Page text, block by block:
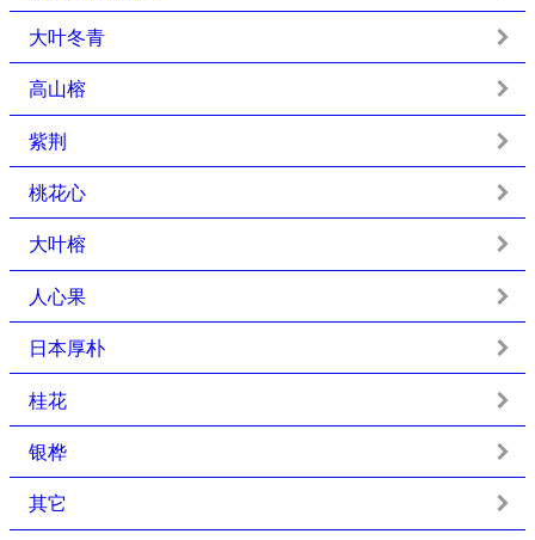
大叶冬青
高山榕
紫荆
桃花心
大叶榕
人心果
日本厚朴
桂花
银桦
其它